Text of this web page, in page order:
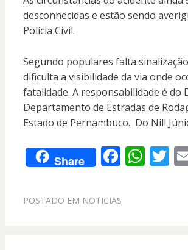
desconhecidas e estão sendo
Polícia Civil.
Segundo populares falta
dificulta a visibilidade da via onde
fatalidade. A responsabilidade é do
Departamento de Estradas de
Estado de Pernambuco. Do Nill
Share F
e
o
W
A
T
POSTADO EM NOTICIAS